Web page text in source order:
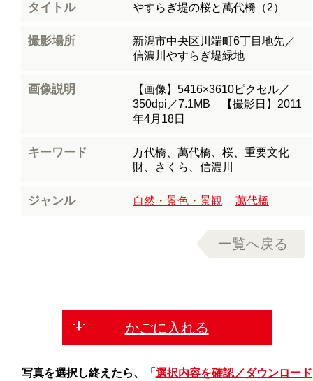
タイトル やすらぎ堤の桜と萬代橋（2）
撮影場所
新潟市中央区川端町6丁目地先／
信濃川やすらぎ堤緑地
画像説明
【画像】5416×3610ピクセル／
350dpi／7.1MB 【撮影日】2011
年4月18日
キーワード
万代橋、萬代橋、桜、重要文化
財、さくら、信濃川
ジャンル 自然・景色・景観 萬代橋
一覧へ戻る
かごに入れる
写真を選択し終えたら、「 選択内容を確認／ダウンロード